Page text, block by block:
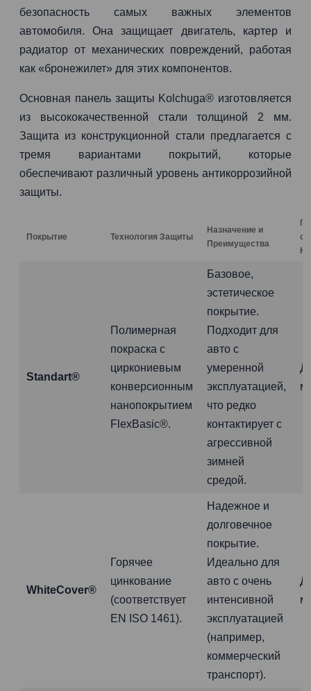
безопасность самых важных элементов
автомобиля. Она защищает двигатель, картер и
радиатор от механических повреждений, работая
как «бронежилет» для этих компонентов.
Основная панель защиты Kolchuga® изготовляется
из высококачественной стали толщиной 2 мм.
Защита из конструкционной стали предлагается с
тремя вариантами покрытий, которые
обеспечивают различный уровень антикоррозийной
защиты.
Покрытие Технология Защиты
Назначение и
Преимущества
от
Standart®
Полимерная
покраска с
циркониевым
конверсионным
нанопокрытием
FlexBasic®.
Базовое,
эстетическое
покрытие.
Подходит для
авто с
умеренной
эксплуатацией,
что редко
контактирует с
агрессивной
зимней
средой.
WhiteCover®
Горячее
цинкование
(соответствует
EN ISO 1461).
Надежное и
долговечное
покрытие.
Идеально для
авто с очень
интенсивной
эксплуатацией
(например,
коммерческий
транспорт).